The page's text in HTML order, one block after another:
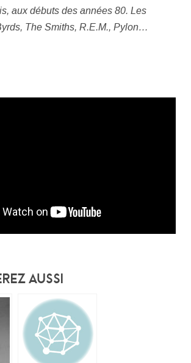
aux débuts des années 80. Les
The Smiths, R.E.M., Pylon…
Aussi